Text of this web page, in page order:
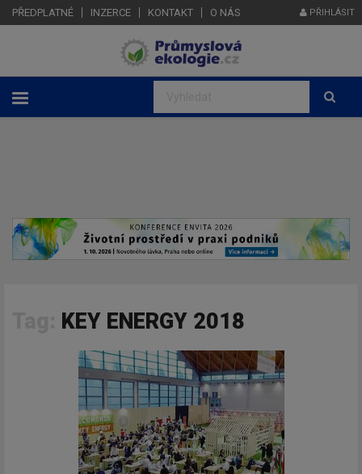
PŘEDPLATNÉ INZERCE KONTAKT O NÁS PŘIHLÁSIT
KEY ENERGY 2018